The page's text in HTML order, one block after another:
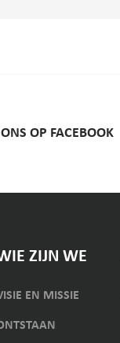
OP FACEBOOK
ZIJN WE
EN MISSIE